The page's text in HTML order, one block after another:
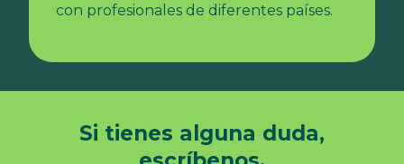
con profesionales de diferentes países.
Si tienes alguna duda,